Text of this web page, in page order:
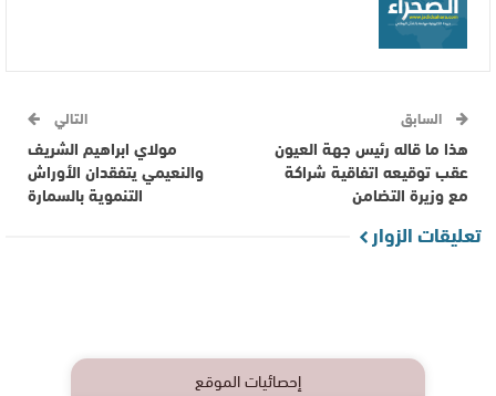
السابق
هذا ما قاله رئيس جهة العيون
عقب توقيعه اتفاقية شراكة
مع وزيرة التضامن
التالي
مولاي ابراهيم الشريف
والنعيمي يتفقدان الأوراش
التنموية بالسمارة
تعليقات الزوار
إحصائيات الموقع